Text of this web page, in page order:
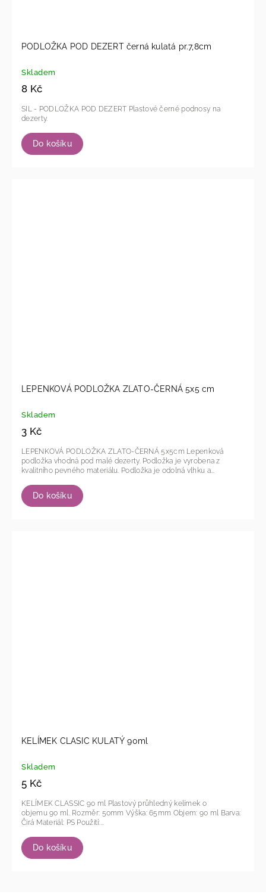
PODLOŽKA POD DEZERT černá kulatá pr.7,8cm
Skladem
8 Kč
Do košíku
SIL - PODLOŽKA POD DEZERT Plastové černé podnosy na
LEPENKOVÁ PODLOŽKA ZLATO-ČERNÁ 5x5 cm
Skladem
3 Kč
Do košíku
LEPENKOVÁ PODLOŽKA ZLATO-ČERNÁ 5x5cm Lepenková
podložka vhodná pod malé dezerty. Podložka je vyrobena z
kvalitního pevného materiálu. Podložka je odolná vlhku a...
KELÍMEK CLASIC KULATÝ 90ml
Skladem
5 Kč
Do košíku
KELÍMEK CLASSIC 90 ml Plastový průhledný kelímek o
objemu 90 ml. Rozměr: 50mm Výška: 65mm Objem: 90 ml Barva:
Čirá Materiál: PS Použití:...